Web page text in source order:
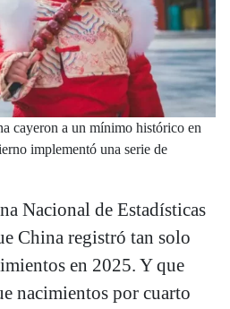
cayeron a un mínimo histórico en
implementó una serie de
Nacional de Estadísticas
China registró tan solo
en 2025. Y que
nacimientos por cuarto